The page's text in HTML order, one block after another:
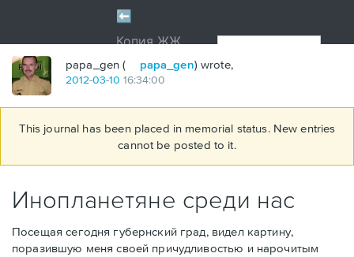
papa_gen ( papa_gen) wrote,
2012-03-10 16:34:00
This journal has been placed in memorial status. New entries
cannot be posted to it.
Инопланетяне среди нас
Посещая сегодня губернский град, видел картину,
поразившую меня своей причудливостью и нарочитым